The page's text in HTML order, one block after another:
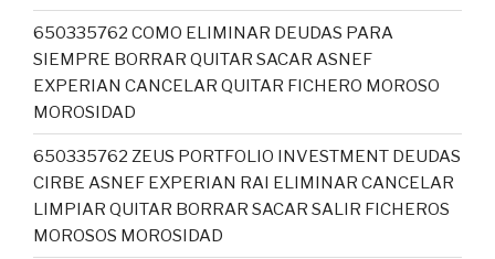
650335762 COMO ELIMINAR DEUDAS PARA
SIEMPRE BORRAR QUITAR SACAR ASNEF
EXPERIAN CANCELAR QUITAR FICHERO MOROSO
MOROSIDAD
650335762 ZEUS PORTFOLIO INVESTMENT DEUDAS
CIRBE ASNEF EXPERIAN RAI ELIMINAR CANCELAR
LIMPIAR QUITAR BORRAR SACAR SALIR FICHEROS
MOROSOS MOROSIDAD